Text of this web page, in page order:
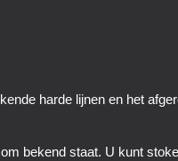
harde lijnen en het
bekend staat. U kunt